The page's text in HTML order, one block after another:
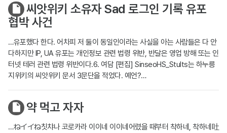
씨앗위키 소유자 Sad 로그인 기록 유포
협박 사건
…유포했다 한다. 어차피 저 둘이 동일인이라는 사실을 아는 사람들은 다 안
다하지만 IP, UA 유포는 개인정보 관련 법령 위반, 반달은 영업 방해 또는 인
터넷 테러 관련 법령 위반이다.6. 여담 [편집] SinseoHS_Stults는 하누릉
지위키의 씨앗위키 문서 3문단을 적었다. 예언?…
약 먹고 자자
…ねイイね칫챠나 코로카라 이이네 이이네어렸을 때부터 착하네, 착하네吐